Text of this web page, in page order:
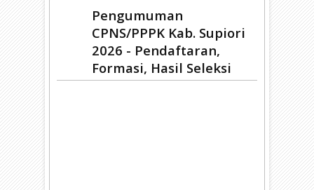
Pengumuman
CPNS/PPPK Kab. Supiori
2026 - Pendaftaran,
Formasi, Hasil Seleksi